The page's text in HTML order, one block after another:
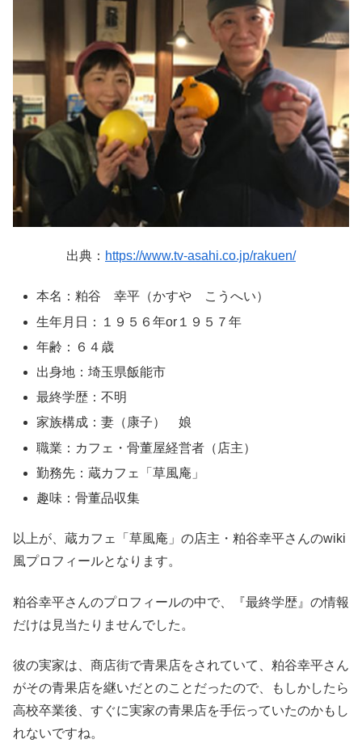
出典： https://www.tv-asahi.co.jp/rakuen/
本名：粕谷 幸平（かすや こうへい）
生年月日：１９５６年or１９５７年
年齢：６４歳
出身地：埼玉県飯能市
最終学歴：不明
家族構成：妻（康子） 娘
職業：カフェ・骨董屋経営者（店主）
勤務先：蔵カフェ「草風庵」
趣味：骨董品収集
以上が、蔵カフェ「草風庵」の店主・粕谷幸平さんのwiki
風プロフィールとなります。
粕谷幸平さんのプロフィールの中で、『最終学歴』の情報
だけは見当たりませんでした。
彼の実家は、商店街で青果店をされていて、粕谷幸平さん
がその青果店を継いだとのことだったので、もしかしたら
高校卒業後、すぐに実家の青果店を手伝っていたのかもし
れないですね。